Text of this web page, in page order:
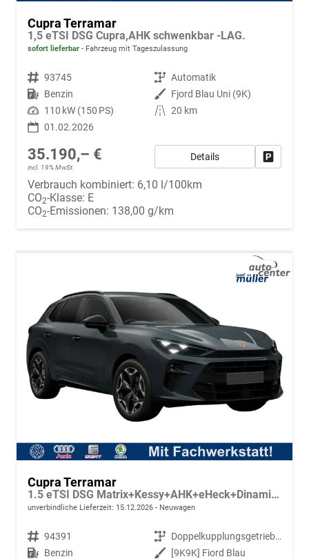
Cupra Terramar
1,5 eTSI DSG Cupra,AHK schwenkbar -LAG.
sofort lieferbar Fahrzeug mit Tageszulassung
Fahrzeugnr. 93745 Getriebe Automatik
Kraftstoff Benzin Außenfarbe Fjord Blau Uni (9K)
Leistung 110 kW (150 PS) Kilometerstand 20 km
01.02.2026
35.190,– €
incl. 19% MwSt.
Details
Verbrauch kombiniert: 6,10 l/100km
CO2-Klasse: E
CO2-Emissionen: 138,00 g/km
Cupra Terramar
1.5 eTSI DSG Matrix+Kessy+AHK+eHeck+Dinamica+CarPlay+eHeck+GV5
unverbindliche Lieferzeit: 15.12.2026 Neuwagen
Fahrzeugnr. 94391 Getriebe
Doppelkupplungsgetriebe (DSG)
Kraftstoff Benzin Außenfarbe [9K9K] Fiord Blau